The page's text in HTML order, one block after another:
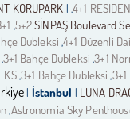
KORUPARK | ,4+1
,5+2SİNPAŞ Boulevard
Dubleksi ,4+1 Düzenli
,3+1 Bahçe Dubleksi ,3+1
,3+1 Bahçe Dubleksi ,
İstanbul LUNA
,Astronomia Sky